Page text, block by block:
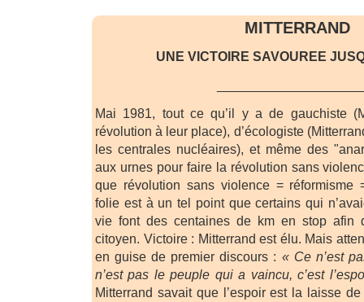
MITTERRAND
UNE VICTOIRE SAVOUREE
Mai 1981, tout ce qu’il y a de gauchiste
révolution à leur place), d’écologiste
les centrales nucléaires), et même des
aux urnes pour faire la révolution sans
que révolution sans violence = réformisme
folie est à un tel point que certains qui
vie font des centaines de km en stop afin
citoyen. Victoire : Mitterrand est élu. Mais
en guise de premier discours : « Ce n’est
n’est pas le peuple qui a vaincu, c’est
Mitterrand savait que l’espoir est la laisse